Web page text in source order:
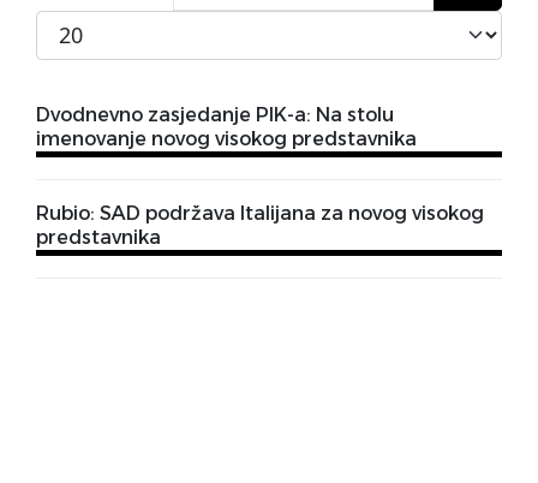
Prikaži broj
Dvodnevno zasjedanje PIK-a: Na stolu
imenovanje novog visokog predstavnika
Rubio: SAD podržava Italijana za novog visokog
predstavnika